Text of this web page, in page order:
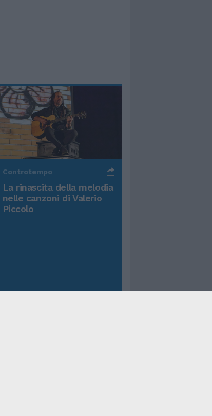
Controtempo
La rinascita della melodia
nelle canzoni di Valerio
Piccolo